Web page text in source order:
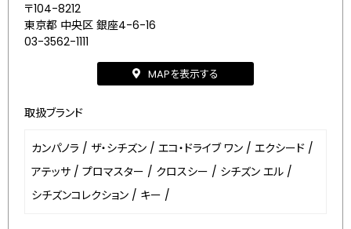
〒104-8212
東京都 中央区 銀座4-6-16
03-3562-1111
MAPを表示する
取扱ブランド
カンパノラ / ザ・シチズン / エコ・ドライブ ワン / エクシード /
アテッサ / プロマスター / クロスシー / シチズン エル /
シチズンコレクション / キー /